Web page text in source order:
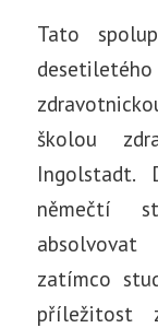
Tato
školou
Ingolstadt.
němečtí
zatímco
příležitost